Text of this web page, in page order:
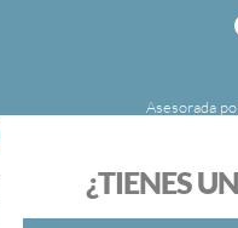
Asesorada
FundéuRAE es una
¿TIENES